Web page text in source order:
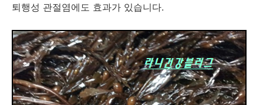
퇴행성 관절염에도 효과가 있습니다.